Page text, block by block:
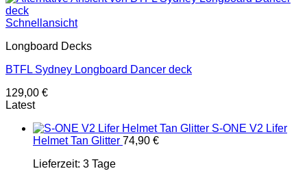
Schnellansicht
Longboard Decks
BTFL Sydney Longboard Dancer deck
129,00 €
Latest
S-ONE V2 Lifer
Helmet Tan Glitter 74,90 €
Lieferzeit: 3 Tage